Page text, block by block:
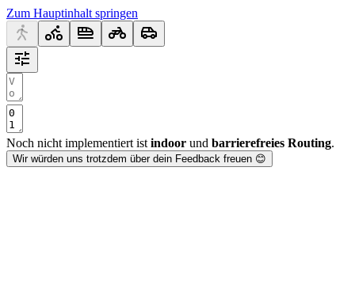
Zum Hauptinhalt springen
Noch nicht implementiert ist indoor und barrierefreies Routing.
Wir würden uns trotzdem über dein Feedback freuen 😊